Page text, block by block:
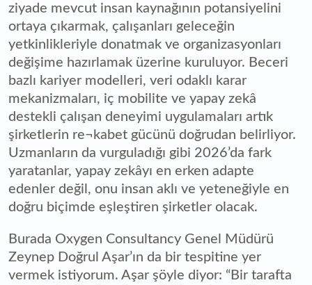
ziyade mevcut insan kaynağının potansiyelini
ortaya çıkarmak, çalışanları geleceğin
yetkinlikleriyle donatmak ve organizasyonları
değişime hazırlamak üzerine kuruluyor. Beceri
bazlı kariyer modelleri, veri odaklı karar
mekanizmaları, iç mobilite ve yapay zekâ
destekli çalışan deneyimi uygulamaları artık
şirketlerin re¬kabet gücünü doğrudan belirliyor.
Uzmanların da vurguladığı gibi 2026’da fark
yaratanlar, yapay zekâyı en erken adapte
edenler değil, onu insan aklı ve yeteneğiyle en
doğru biçimde eşleştiren şirketler olacak.
Burada Oxygen Consultancy Genel Müdürü
Zeynep Doğrul Aşar’ın da bir tespitine yer
vermek istiyorum. Aşar şöyle diyor: “Bir tarafta